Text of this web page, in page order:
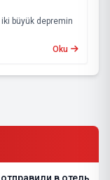
büyük depremin
Oku